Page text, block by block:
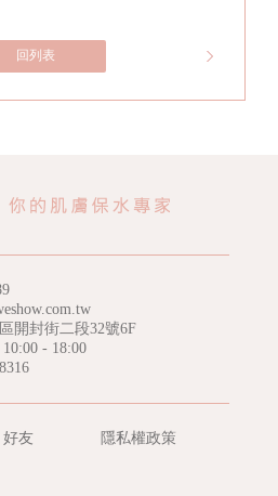
回列表
開封街二段32號6F
- 18:00
好友 隱私權政策